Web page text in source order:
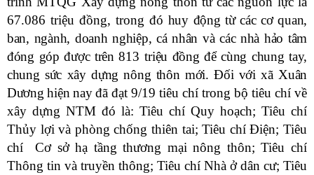
67.086 triệu đồng, trong đó huy động từ các cơ quan,
ban, ngành, doanh nghiệp, cá nhân và các nhà hảo tâm
đóng góp được trên813triệu đồng để cùng chung tay,
chung sức xây dựng nông thôn mới. Đối với xã Xuân
Dương hiện nay đãđạt 9/19 tiêu chí trong bộ tiêu chí về
xây dựng NTM đó là: Tiêu chí Quy hoạch; Tiêu chí
Thủy lợi và phòng chống thiên tai; Tiêu chí Điện; Tiêu
chí Cơ sở hạ tầng thương mại nông thôn; Tiêu chí
Thông tin và truyền thông; Tiêu chí Nhà ở dân cư; Tiêu